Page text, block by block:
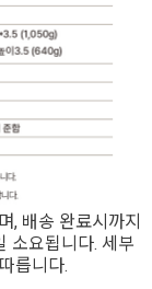
, 배송 완료시까지
소요됩니다. 세부
릅니다.